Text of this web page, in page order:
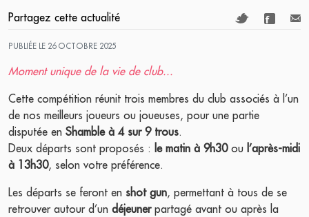
Partagez cette actualité
PUBLIÉE LE 26 OCTOBRE 2025
Moment unique de la vie de club...
Cette compétition réunit trois membres du club associés à l’un
de nos meilleurs joueurs ou joueuses, pour une partie
disputée en Shamble à 4 sur 9 trous.
Deux départs sont proposés : le matin à 9h30ou l’après-midi
à 13h30, selon votre préférence.
Les départs se feront en shot gun, permettant à tous de se
retrouver autour d’un déjeunerpartagé avant ou après la